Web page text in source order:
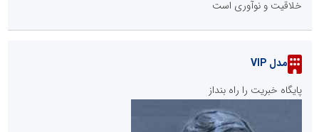
خلاقیت و نوآوری است
مدل VIP
پایگاه خبریت را راه بنداز